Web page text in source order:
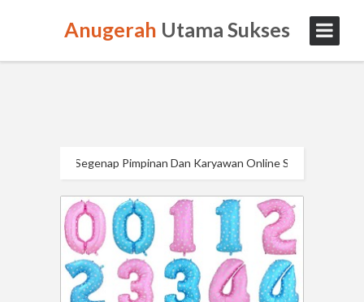
Anugerah Utama Sukses
Pimpinan Dan Karyawan Online StoreAnugerah